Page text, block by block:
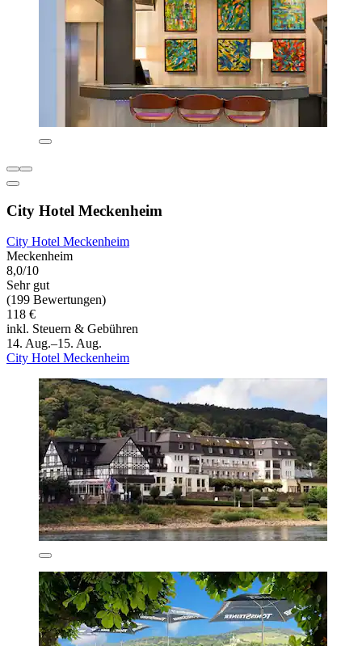
City Hotel Meckenheim
City Hotel Meckenheim
Meckenheim
8,0/10
Sehr gut
(199 Bewertungen)
118 €
inkl. Steuern & Gebühren
14. Aug.–15. Aug.
City Hotel Meckenheim